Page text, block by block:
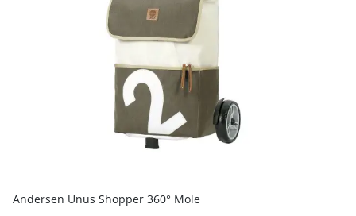
Andersen Unus Shopper 360° Mole